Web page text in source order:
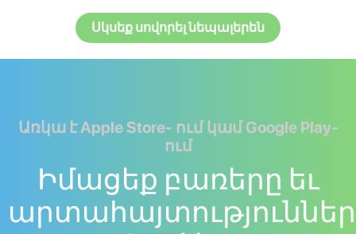
Սկսեք սովորել նեպալերեն
Առկա է Apple Store- ում կամ Google Play-
ում
Իմացեք բառերը եւ